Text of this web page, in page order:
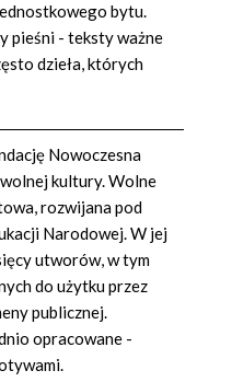
bytu.
pieśni - teksty ważne
dzieła, których
Nowoczesna
kultury. Wolne
rozwijana pod
Narodowej. W jej
utworów, w tym
do użytku przez
publicznej.
opracowane -